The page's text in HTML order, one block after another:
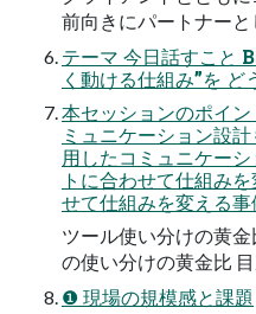
前向きにパートナーと
テーマ 今日話すこと
く動ける仕組み”を
本セッションのポイ
ミュニケーション設
用したコミュニケー
トに合わせて仕組み
せて仕組みを変える事
ツール使い分けの黄
の使い分けの黄金比
❶ 現場の規模感と課題